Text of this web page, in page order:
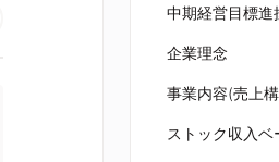
中期経営目標
企業理念
事業内容(売上
ストック収入